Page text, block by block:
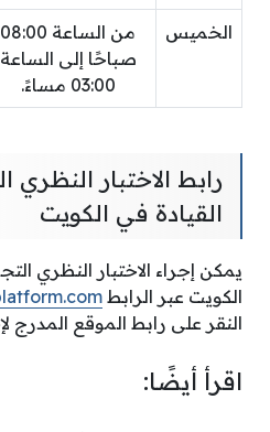
الخميس
من الساعة 08:00
صباحًا إلى الساعة
03:00 مساءً.
رابط الاختبار
القيادة في الكويت
يمكن إجراء الاختبار النظري
الكويت عبر الرابط
النقر على رابط الموقع المدرج
اقرأ أيضًا: